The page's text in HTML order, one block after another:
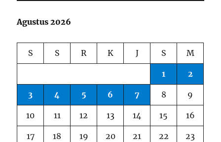
Agustus 2026
S S R K J S M
1 2
3 4 5 6 7 8 9
10 11 12 13 14 15 16
17 18 19 20 21 22 23